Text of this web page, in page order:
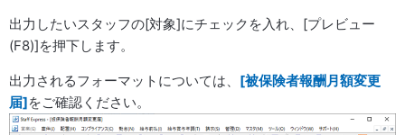
出力したいスタッフの[対象]にチェックを入れ、[プレビュー
(F8)]を押下します。
出力されるフォーマットについては、 [被保険者報酬月額変更
届]をご確認ください。